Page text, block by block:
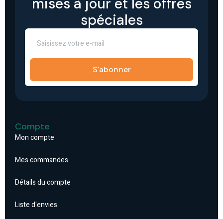
mises à jour et les offres
spéciales
S'abonner
Compte
Mon compte
Mes commandes
Détails du compte
Liste d'envies